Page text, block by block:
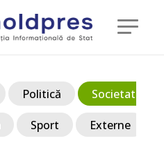
Politică Societate
Sport Externe